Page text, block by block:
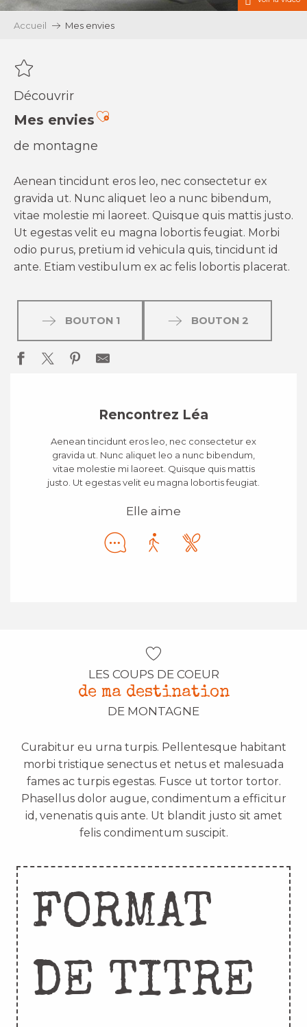
Accueil Mes envies
Découvrir
Mes enviesAjouter aux favoris
de montagne
Aenean tincidunt eros leo, nec consectetur ex
gravida ut. Nunc aliquet leo a nunc bibendum,
vitae molestie mi laoreet. Quisque quis mattis justo.
Ut egestas velit eu magna lobortis feugiat. Morbi
odio purus, pretium id vehicula quis, tincidunt id
ante. Etiam vestibulum ex ac felis lobortis placerat.
BOUTON 1 BOUTON 2
Rencontrez Léa
Aenean tincidunt eros leo, nec consectetur ex
gravida ut. Nunc aliquet leo a nunc bibendum,
vitae molestie mi laoreet. Quisque quis mattis
justo. Ut egestas velit eu magna lobortis feugiat.
Elle aime
LES COUPS DE COEUR
de ma destination
DE MONTAGNE
Curabitur eu urna turpis. Pellentesque habitant
morbi tristique senectus et netus et malesuada
fames ac turpis egestas. Fusce ut tortor tortor.
Phasellus dolor augue, condimentum a efficitur
id, venenatis quis ante. Ut blandit justo sit amet
felis condimentum suscipit.
FORMAT
DE TITRE